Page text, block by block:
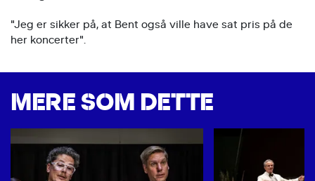
"Jeg er sikker på, at Bent også ville have sat pris på de
her koncerter".
MERE SOM DETTE